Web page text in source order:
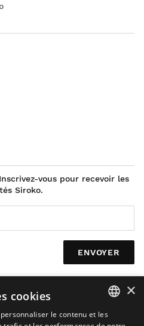
vous pour recevoir les
Siroko.
ENVOYER
×
cookies
le contenu et les